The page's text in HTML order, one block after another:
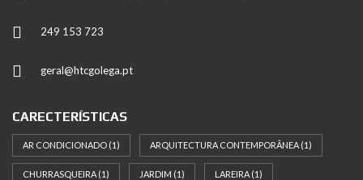
249 153 723
geral@htcgolega.pt
CARECTERÍSTICAS
AR CONDICIONADO (1) ARQUITECTURA CONTEMPORÂNEA (1)
CHURRASQUEIRA (1) JARDIM (1) LAREIRA (1)